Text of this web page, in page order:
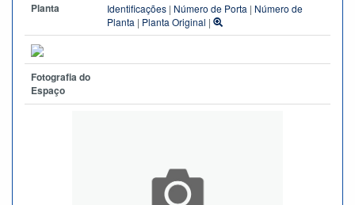
Planta
Identificações | Número de Porta | Número de
Planta | Planta Original |
Fotografia do
Espaço